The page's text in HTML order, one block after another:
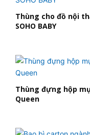
Thùng cho đồ nội
SOHO BABY
Thùng đựng hộp
Queen